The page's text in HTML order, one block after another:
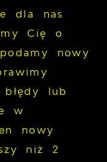
dla nas
Cię o
nowy
błędy lub
w
nowy
niż 2